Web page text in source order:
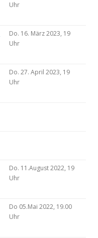
Uhr
Do. 16. März 2023, 19
Uhr
Do. 27. April 2023, 19
Uhr
Do. 11.August 2022, 19
Uhr
Do 05.Mai 2022, 19.00
Uhr